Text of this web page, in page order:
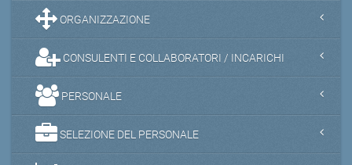
ORGANIZZAZIONE
CONSULENTI E COLLABORATORI / INCARICHI
PERSONALE
SELEZIONE DEL PERSONALE